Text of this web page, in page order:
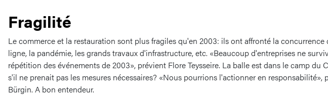
Fragilité
Le commerce et la restauration sont plus fragiles qu'en 2003: ils ont affronté la concurrence
ligne, la pandémie, les grands travaux d'infrastructure, etc. «Beaucoup d'entreprises ne
répétition des événements de 2003», prévient Flore Teysseire. La balle est dans le camp du
s'il ne prenait pas les mesures nécessaires? «Nous pourrions l'actionner en responsabilité»,
Bürgin. A bon entendeur.